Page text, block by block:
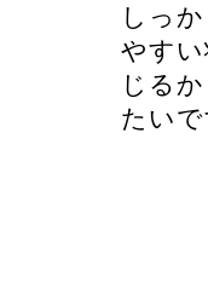
しっ
やす
じる
たいで